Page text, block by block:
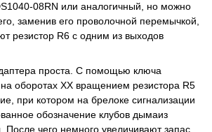
08RN или аналогичный, но можно
заменив его проволочной перемычкой,
резистор R6 с одним из выходов
проста. С помощью ключа
оборотах ХХ вращением резистора R5
при котором на брелоке сигнализации
обозначение клубов дымаиз
После чего немного увеличивают запас